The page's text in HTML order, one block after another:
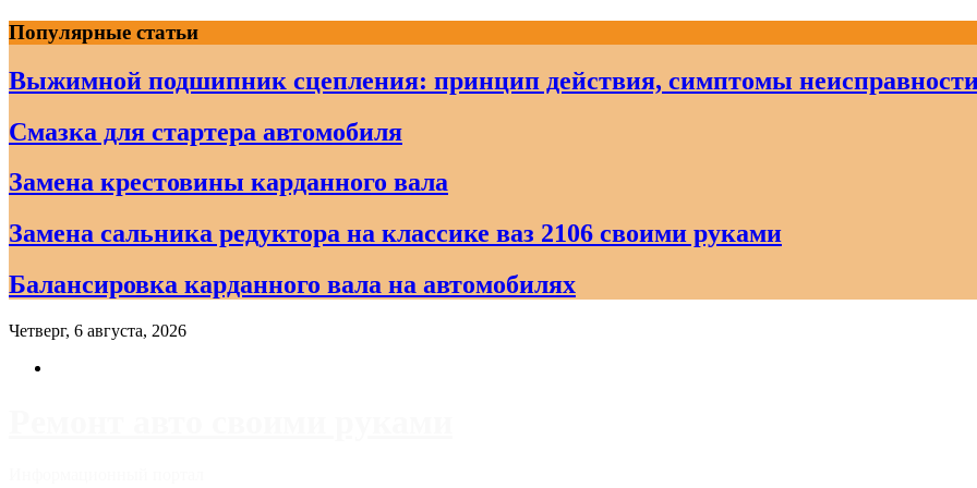
Skip
to
content
Популярные статьи
Выжимной подшипник сцепления: принцип действия, симптомы
Смазка для стартера автомобиля
Замена крестовины карданного вала
Замена сальника редуктора на классике ваз 2106 своими руками
Балансировка карданного вала на автомобилях
Четверг, 6 августа, 2026